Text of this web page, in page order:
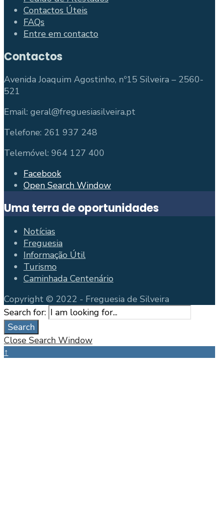
Contactos Úteis
FAQs
Entre em contacto
Contactos
Avenida Joaquim Agostinho, nº15 Silveira – 2560-
521
Email: geral@freguesiasilveira.pt
Telefone: 261 937 248
Telemóvel: 964 127 400
Facebook
Open Search Window
Uma terra de oportunidades
Notícias
Freguesia
Informação Útil
Turismo
Caminhada Centenário
Copyright © 2022 - Freguesia de Silveira
Search for:
Search
Close Search Window
↑